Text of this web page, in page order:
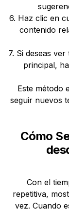
6. Haz clic en
contenido
7. Si deseas
principal,
Este método
seguir nuevos
Cómo
Con el
repetitiva,
vez. Cuando